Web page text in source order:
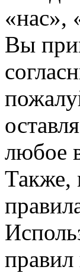
«нас»,
Вы
любое
Также,
правил